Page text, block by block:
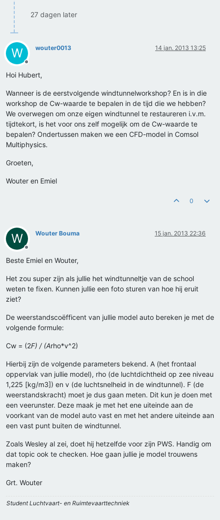
27 dagen later
W
Offline
wouter0013 14 jan. 2013 13:25
Hoi Hubert,
Wanneer is de eerstvolgende windtunnelworkshop? En is in die
workshop de Cw-waarde te bepalen in de tijd die we hebben?
We overwegen om onze eigen windtunnel te restaureren i.v.m.
tijdtekort, is het voor ons zelf mogelijk om de Cw-waarde te
bepalen? Ondertussen maken we een CFD-model in Comsol
Multiphysics.
Groeten,
Wouter en Emiel
0
W
Offline
Wouter Bouma 15 jan. 2013 22:36
Beste Emiel en Wouter,
Het zou super zijn als jullie het windtunneltje van de school
weten te fixen. Kunnen jullie een foto sturen van hoe hij eruit
ziet?
De weerstandscoëfficent van jullie model auto bereken je met de
volgende formule:
Cw = (2F) / (Arho*v^2)
Hierbij zijn de volgende parameters bekend. A (het frontaal
oppervlak van jullie model), rho (de luchtdichtheid op zee niveau
1,225 [kg/m3]) en v (de luchtsnelheid in de windtunnel). F (de
weerstandskracht) moet je dus gaan meten. Dit kun je doen met
een veerunster. Deze maak je met het ene uiteinde aan de
voorkant van de model auto vast en met het andere uiteinde aan
een vast punt buiten de windtunnel.
Zoals Wesley al zei, doet hij hetzelfde voor zijn PWS. Handig om
dat topic ook te checken. Hoe gaan jullie je model trouwens
maken?
Grt. Wouter
Student Luchtvaart- en Ruimtevaarttechniek